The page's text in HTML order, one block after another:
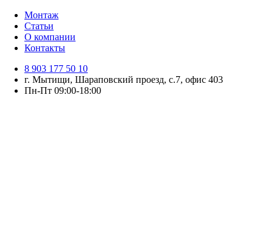
Монтаж
Статьи
О компании
Контакты
8 903 177 50 10
г. Мытищи, Шараповский проезд, с.7, офис 403
Пн-Пт 09:00-18:00